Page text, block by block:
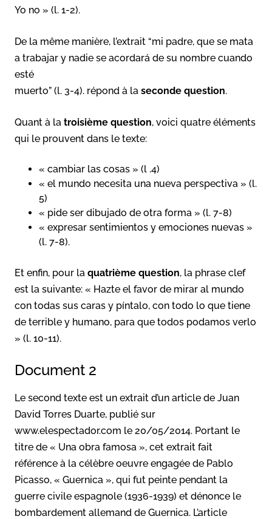
Yo no » (l. 1-2).
De la même manière, l’extrait “mi padre, que se mata
a trabajar y nadie se acordará de su nombre cuando
esté
muerto” (l. 3-4). répond à la seconde question.
Quant à la troisième question, voici quatre éléments
qui le prouvent dans le texte:
« cambiar las cosas » (l .4)
« el mundo necesita una nueva perspectiva » (l.
5)
« pide ser dibujado de otra forma » (l. 7-8)
« expresar sentimientos y emociones nuevas »
(l. 7-8).
Et enfin, pour la quatrième question, la phrase clef
est la suivante: « Hazte el favor de mirar al mundo
con todas sus caras y píntalo, con todo lo que tiene
de terrible y humano, para que todos podamos verlo
» (l. 10-11).
Document 2
Le second texte est un extrait d’un article de Juan
David Torres Duarte, publié sur
www.elespectador.com le 20/05/2014. Portant le
titre de « Una obra famosa », cet extrait fait
référence à la célèbre oeuvre engagée de Pablo
Picasso, « Guernica », qui fut peinte pendant la
guerre civile espagnole (1936-1939) et dénonce le
bombardement allemand de Guernica. L’article